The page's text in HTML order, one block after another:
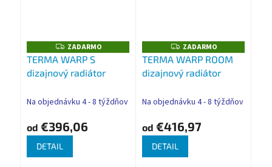
Z
A
D
A
R
O
ZADARMO
TERMA WARP S
dizajnový radiátor
Na objednávku 4 - 8 týždňov
od €396,06
DETAIL
Z
A
D
A
R
O
ZADARMO
TERMA WARP ROOM
dizajnový radiátor
Na objednávku 4 - 8 týždňov
od €416,97
DETAIL